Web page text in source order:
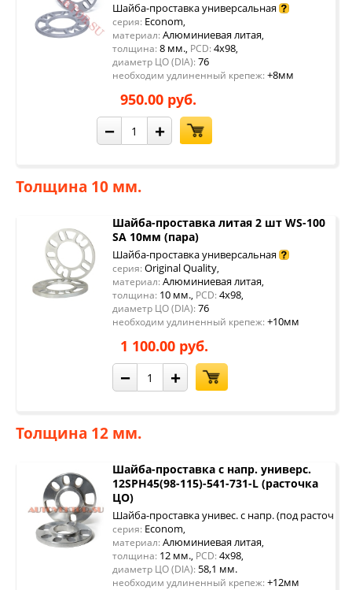
Шайба-проставка универсальная
серия: Econom,
материал: Алюминиевая литая,
толщина: 8 мм., PCD: 4x98,
диаметр ЦО (DIA): 76
необходим удлиненный крепеж: +8мм
950.00 руб.
− +
Толщина 10 мм.
Шайба-проставка литая 2 шт WS-100
SA 10мм (пара)
Шайба-проставка универсальная
серия: Original Quality,
материал: Алюминиевая литая,
толщина: 10 мм., PCD: 4x98,
диаметр ЦО (DIA): 76
необходим удлиненный крепеж: +10мм
1 100.00 руб.
− +
Толщина 12 мм.
Шайба-проставка с напр. универс.
12SPH45(98-115)-541-731-L (расточка
ЦО)
Шайба-проставка унивес. с напр. (под расточку
серия: Econom,
материал: Алюминиевая литая,
толщина: 12 мм., PCD: 4x98,
диаметр ЦО (DIA): 58,1 мм.
необходим удлиненный крепеж: +12мм